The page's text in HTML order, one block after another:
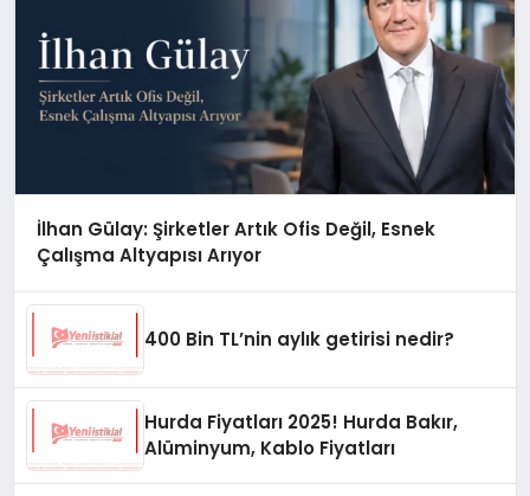
İlhan Gülay: Şirketler Artık Ofis Değil, Esnek
Çalışma Altyapısı Arıyor
400 Bin TL’nin aylık getirisi nedir?
Hurda Fiyatları 2025! Hurda Bakır,
Alüminyum, Kablo Fiyatları